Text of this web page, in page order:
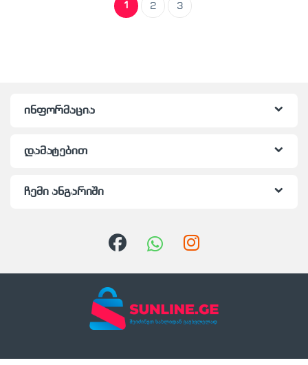
1 2 3
ინფორმაცია
დამატებით
ჩემი ანგარიში